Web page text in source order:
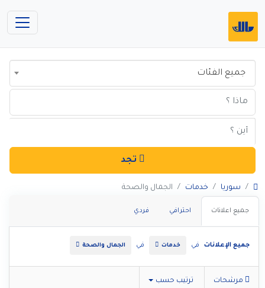
جميع الفئات
تجد
سوريا خدمات الجمال والصحة
جميع اعلانات احترافي فردي
جميع الإعلانات في خدمات في الجمال والصحة
مرشحات ترتيب حسب